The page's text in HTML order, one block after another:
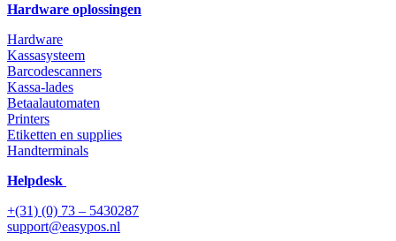
Hardware oplossingen
Hardware
Kassasysteem
Barcodescanners
Kassa-lades
Betaalautomaten
Printers
Etiketten en supplies
Handterminals
Helpdesk
+(31) (0) 73 – 5430287
support@easypos.nl